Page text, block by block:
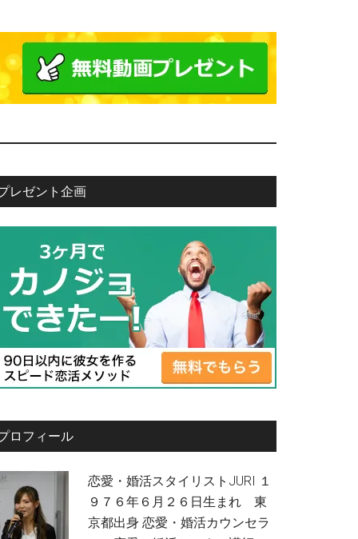
レゼント企画
ロフィール
恋愛・婚活スタイリストJURI １
９７６年６月２６日生まれ 東
京都出身 恋愛・婚活カウンセラ